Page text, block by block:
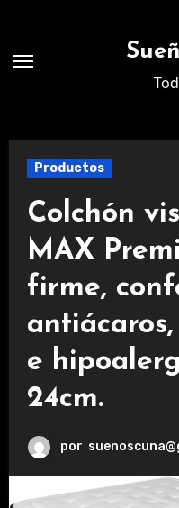
contenido
Productos
Colchón
MAX
firme,
e
24cm.
por